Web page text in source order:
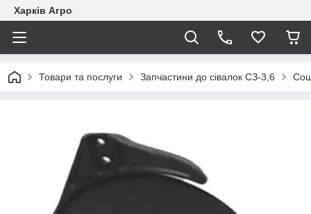
Харків Агро
Товари та послуги Запчастини до сівалок СЗ-3,6